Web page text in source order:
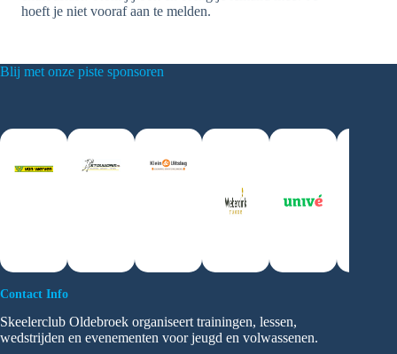
hoeft je niet vooraf aan te melden.
Blij met onze piste sponsoren
Contact Info
Skeelerclub Oldebroek organiseert trainingen, lessen,
wedstrijden en evenementen voor jeugd en volwassenen.